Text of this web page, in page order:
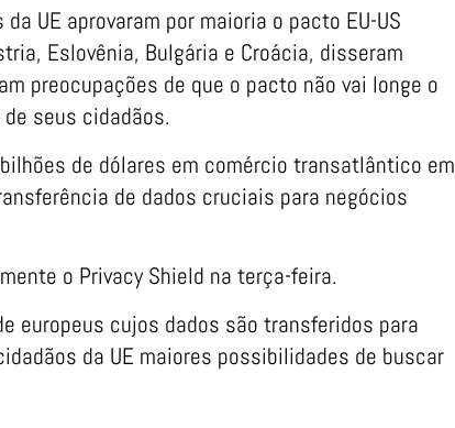
UE aprovaram por maioria o pacto EU-US
Eslovênia, Bulgária e Croácia, disseram
preocupações de que o pacto não vai longe o
seus cidadãos.
de dólares em comércio transatlântico em
de dados cruciais para negócios
o Privacy Shield na terça-feira.
europeus cujos dados são transferidos para
da UE maiores possibilidades de buscar